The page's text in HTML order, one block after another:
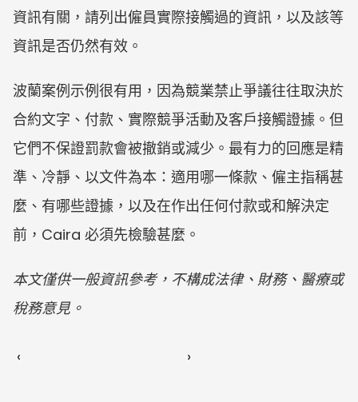
資訊有關，請列出僱員實際接觸過的資訊，以及該等
資訊是否仍然有效。
波蘭案例示例很有用，因為競業禁止爭議往往取決於
合約文字、付款、實際競爭活動及客戶接觸證據。但
它們不保證罰款會被撤銷或減少。最有力的回應是精
準、冷靜、以文件為本：適用哪一條款、僱主指稱甚
麼、有哪些證據，以及在作出任何付款或和解決定
前，Caira 必須先檢驗甚麼。
本文僅供一般資訊參考，不構成法律、財務、醫療或
稅務意見。
‹ ›